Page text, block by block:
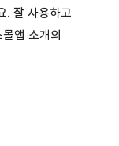
. 잘 사용하고
앱 소개의